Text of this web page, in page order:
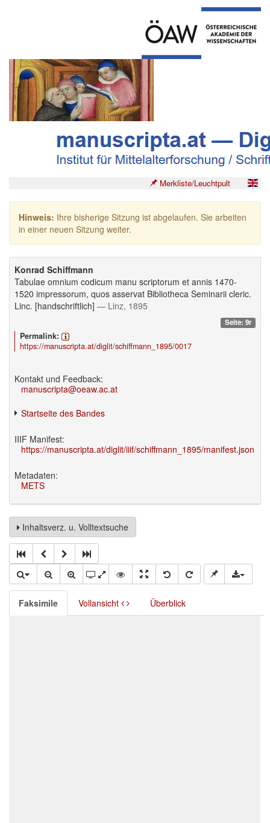
Merkliste/Leuchtpult
Hinweis: Ihre bisherige Sitzung ist abgelaufen. Sie arbeiten
in einer neuen Sitzung weiter.
Konrad Schiffmann
Tabulae omnium codicum manu scriptorum et annis 1470-
1520 impressorum, quos asservat Bibliotheca Seminarii cleric.
Linc. [handschriftlich] — Linz, 1895
Seite: 9r
Permalink:
https://manuscripta.at/diglit/schiffmann_1895/0017
Kontakt und Feedback:
manuscripta@oeaw.ac.at
Startseite des Bandes
IIIF Manifest:
https://manuscripta.at/diglit/iiif/schiffmann_1895/manifest.json
Metadaten:
METS
Inhaltsverz. u. Volltextsuche
Faksimile Vollansicht Überblick